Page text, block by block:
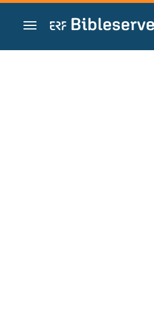
Перейти до вмісту